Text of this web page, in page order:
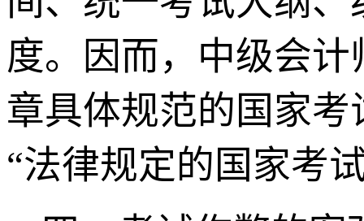
度。因而，中级会
章具体规范的国家
“法律规定的国家考